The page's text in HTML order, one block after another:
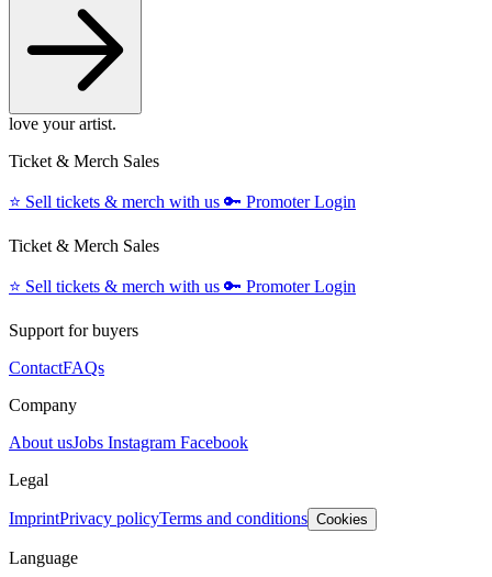
love your artist.
Ticket & Merch Sales
⭐️ Sell tickets & merch with us 🔑 Promoter Login
Ticket & Merch Sales
⭐️ Sell tickets & merch with us 🔑 Promoter Login
Support for buyers
ContactFAQs
Company
About usJobs Instagram Facebook
Legal
ImprintPrivacy policyTerms and conditions Cookies
Language